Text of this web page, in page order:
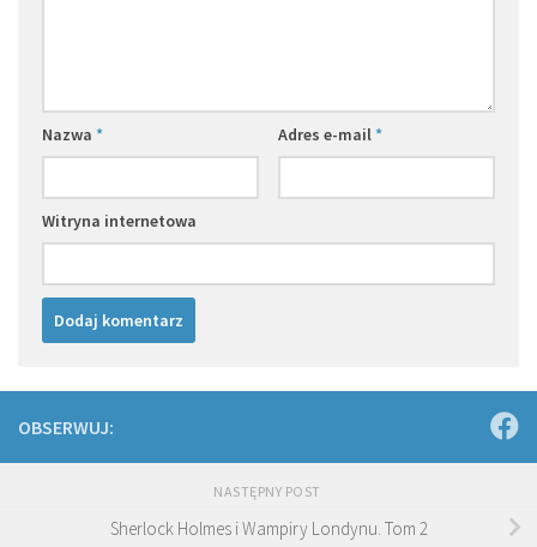
Nazwa * Adres e-mail*
Witryna internetowa
OBSERWUJ:
NASTĘPNY POST
Sherlock Holmes i Wampiry Londynu. Tom 2